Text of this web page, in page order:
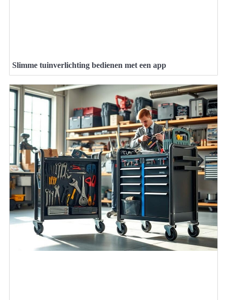
Slimme tuinverlichting bedienen met een app